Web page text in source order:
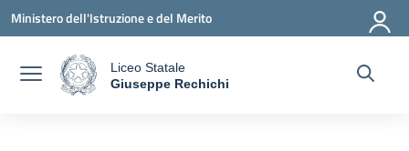
Vai ai contenuti
Vai al menu di navigazione
Vai al footer
Ministero dell'Istruzione e del Merito
Liceo Statale
Giuseppe Rechichi